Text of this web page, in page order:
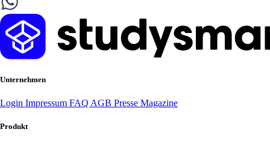
Unternehmen
Login Impressum FAQ AGB Presse Magazine
Produkt